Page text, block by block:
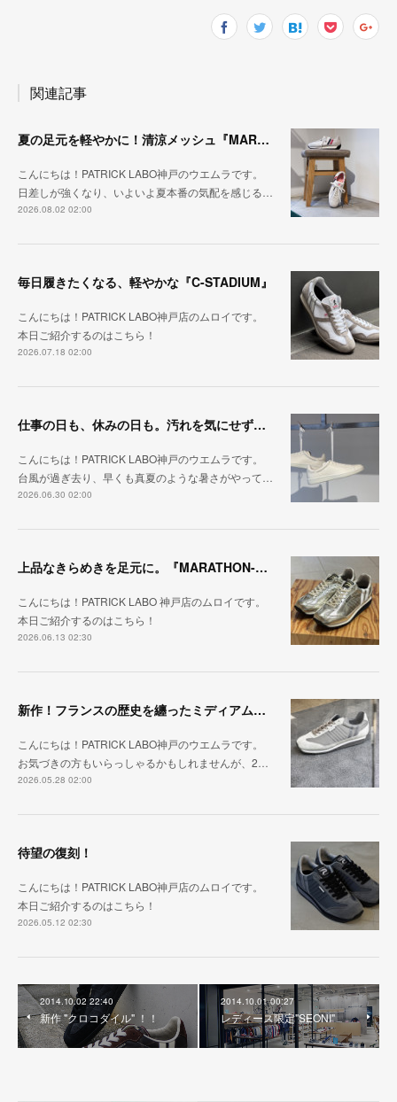
関連記事
夏の足元を軽やかに！清涼メッシュ『MARATHON-ME2』
こんにちは！PATRICK LABO神戸のウエムラです。
日差しが強くなり、いよいよ夏本番の気配を感じる…
2026.08.02 02:00
毎日履きたくなる、軽やかな『C-STADIUM』
こんにちは！PATRICK LABO神戸店のムロイです。
本日ご紹介するのはこちら！
2026.07.18 02:00
仕事の日も、休みの日も。汚れを気にせず毎日履ける『PUNCH-WP_WHT』
こんにちは！PATRICK LABO神戸のウエムラです。
台風が過ぎ去り、早くも真夏のような暑さがやって…
2026.06.30 02:00
上品なきらめきを足元に。『MARATHON-HAKU』
こんにちは！PATRICK LABO 神戸店のムロイです。
本日ご紹介するのはこちら！
2026.06.13 02:30
新作！フランスの歴史を纏ったミディアムグレー「MARATHON_CASTLE」
こんにちは！PATRICK LABO神戸のウエムラです。
お気づきの方もいらっしゃるかもしれませんが、2…
2026.05.28 02:00
待望の復刻！
こんにちは！PATRICK LABO神戸店のムロイです。
本日ご紹介するのはこちら！
2026.05.12 02:30
2014.10.02 22:40
新作 "クロコダイル" ！！
2014.10.01 00:27
レディース限定"SEONI"